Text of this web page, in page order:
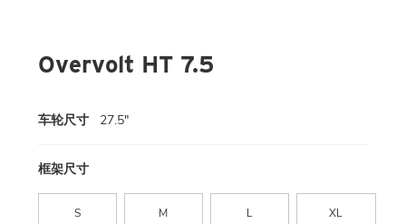
Overvolt HT 7.5
车轮尺寸 27.5"
框架尺寸
S M L XL